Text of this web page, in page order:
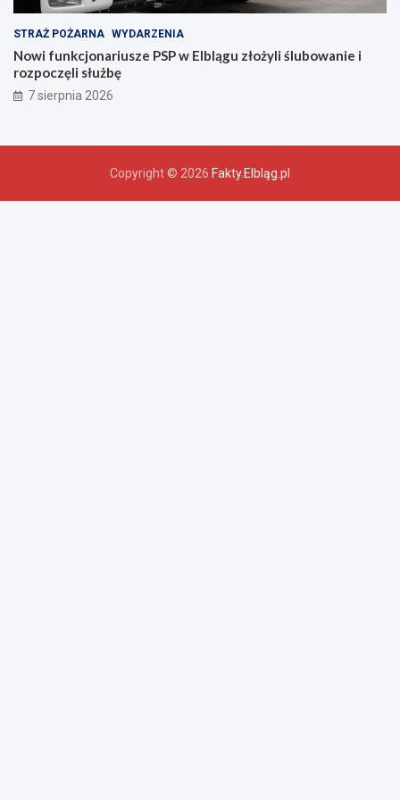
STRAŻ POŻARNA WYDARZENIA
Nowi funkcjonariusze PSP w Elblągu złożyli ślubowanie i
rozpoczęli służbę
7 sierpnia 2026
Copyright © 2026 Fakty.Elbląg.pl